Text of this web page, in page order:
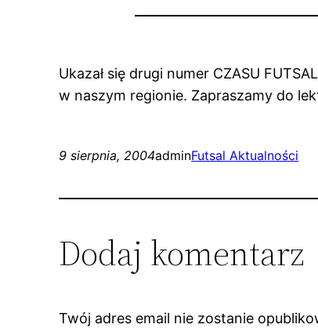
Ukazał się drugi numer CZASU
w naszym regionie. Zapraszamy do
9 sierpnia, 2004adminFutsal Aktualności
Dodaj komentarz
Twój adres email nie zostanie